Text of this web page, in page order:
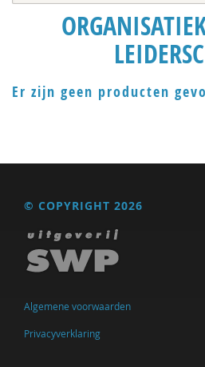
Herman van den Bosch
R. Brohm
Laurens de Graaf
Michiel de Ronde
Marcel de Rooij
Ineke de Vries
Otto Dellemann
Willem den Hartog
Er zijn geen producten
© COPYRIGHT 2026
Algemene voorwaarden
Privacyverklaring